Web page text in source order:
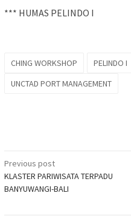
*** HUMAS PELINDO I
CHING WORKSHOP PELINDO I
UNCTAD PORT MANAGEMENT
Post
navigation
Previous post
KLASTER PARIWISATA TERPADU
BANYUWANGI-BALI